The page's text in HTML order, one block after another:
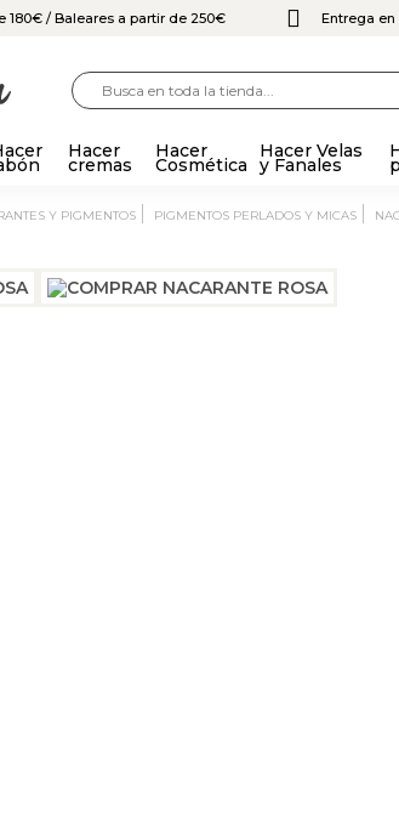
180€ / Baleares a partir de 250€ Entrega
Hacer
cremas
Hacer
Cosmética
Hacer Velas
y Fanales
Y PIGMENTOS PIGMENTOS PERLADOS Y MICAS